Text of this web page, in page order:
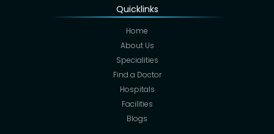
Quicklinks
Home
About Us
Specialities
Find a Doctor
Hospitals
Facilities
Blogs